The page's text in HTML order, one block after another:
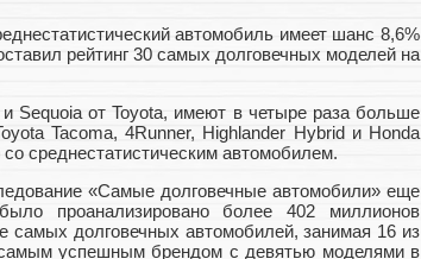
автомобиль имеет шанс 8,6%
рейтинг 30 самых долговечных моделей на
Sequoia от Toyota, имеют в четыре раза больше
Tacoma, 4Runner, Highlander Hybrid и Honda
среднестатистическим автомобилем.
«Самые долговечные автомобили» еще
проанализировано более 402 миллионов
самых долговечных автомобилей, занимая 16 из
успешным брендом с девятью моделями в